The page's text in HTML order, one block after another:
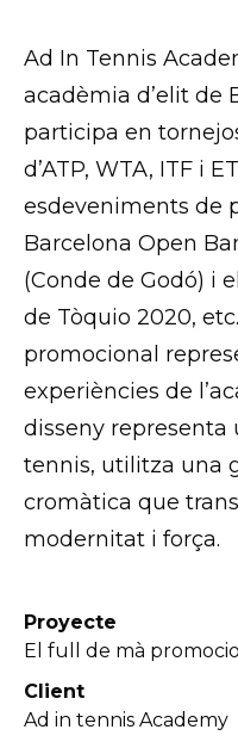
Ad In Tennis
acadèmia d’elit de
participa en
d’ATP, WTA, ITF i
esdeveniments de
Barcelona Open
(Conde de Godó) i
de Tòquio 2020,
promocional
experiències de
disseny representa
tennis, utilitza una
cromàtica que
modernitat i força.
Proyecte
El full de mà
Client
Ad in tennis Academy